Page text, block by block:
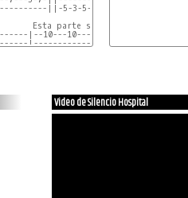
||-5-3-5----------8------8-
Esta parte se toca rápido.
|--10---10---10---10---12---||
|---------------------------||
Video de Silencio Hospital